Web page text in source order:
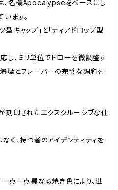
、名機Apocalypseをベースにし
ます。
キャップ」と「ティアドロップ型
し、ミリ単位でドローを微調整す
煙とフレーバーの完璧な調和を
刻印されたエクスクルーシブな仕
く、持つ者のアイデンティティを
一点一点異なる焼き色により、世